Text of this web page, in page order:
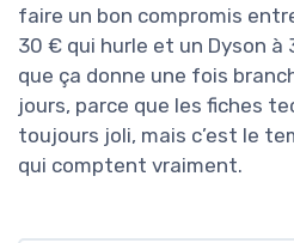
faire un bon compromis
30 € qui hurle et un Dyson à
que ça donne une fois
jours, parce que les fiches
toujours joli, mais c’est le
qui comptent vraiment.